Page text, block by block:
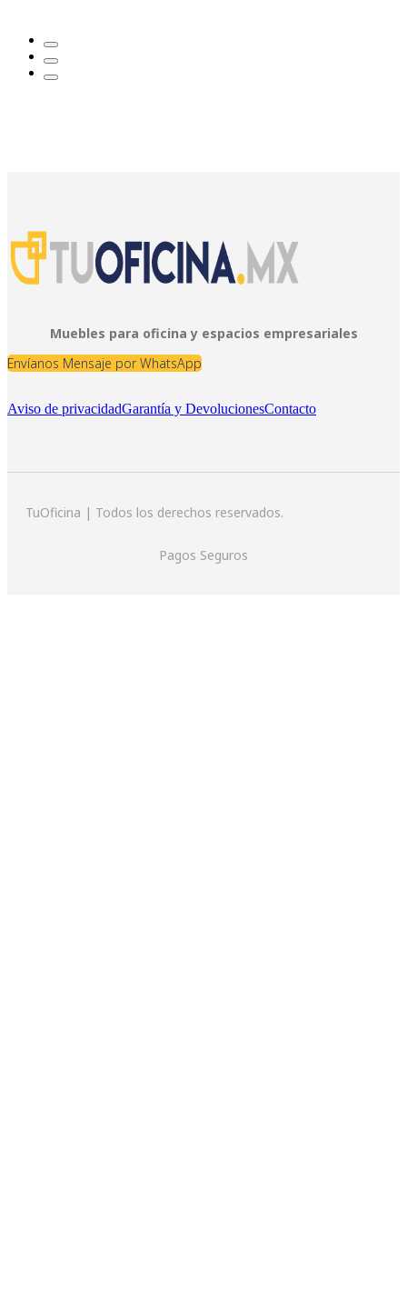
Muebles para oficina y espacios empresariales
Envíanos Mensaje por WhatsApp
Aviso de privacidadGarantía y DevolucionesContacto
TuOficina | Todos los derechos reservados.
Pagos Seguros